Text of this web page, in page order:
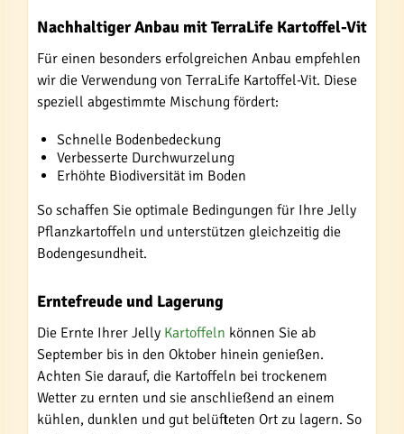
Nachhaltiger Anbau mit TerraLife Kartoffel-Vit
Für einen besonders erfolgreichen Anbau empfehlen
wir die Verwendung von TerraLife Kartoffel-Vit. Diese
speziell abgestimmte Mischung fördert:
Schnelle Bodenbedeckung
Verbesserte Durchwurzelung
Erhöhte Biodiversität im Boden
So schaffen Sie optimale Bedingungen für Ihre Jelly
Pflanzkartoffeln und unterstützen gleichzeitig die
Bodengesundheit.
Erntefreude und Lagerung
Die Ernte Ihrer Jelly Kartoffeln können Sie ab
September bis in den Oktober hinein genießen.
Achten Sie darauf, die Kartoffeln bei trockenem
Wetter zu ernten und sie anschließend an einem
kühlen, dunklen und gut belüfteten Ort zu lagern. So